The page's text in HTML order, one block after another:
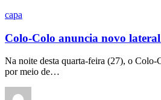
capa
Colo-Colo anuncia novo
Na noite desta quarta-feira (27), o
por meio de…